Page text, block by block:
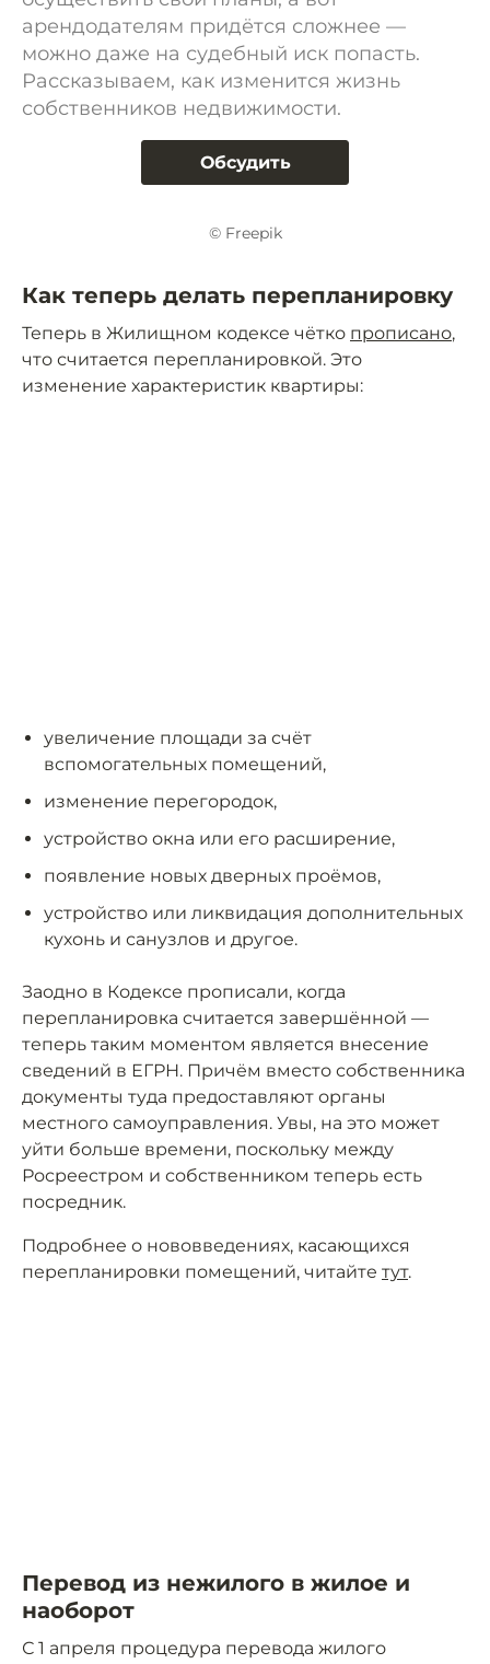
арендодателям придётся сложнее —
можно даже на судебный иск попасть.
Рассказываем, как изменится жизнь
собственников недвижимости.
Обсудить
© Freepik
Как теперь делать перепланировку
Теперь в Жилищном кодексе чётко прописано,
что считается перепланировкой. Это
изменение характеристик квартиры:
увеличение площади за счёт
вспомогательных помещений,
изменение перегородок,
устройство окна или его расширение,
появление новых дверных проёмов,
устройство или ликвидация дополнительных
кухонь и санузлов и другое.
Заодно в Кодексе прописали, когда
перепланировка считается завершённой —
теперь таким моментом является внесение
сведений в ЕГРН. Причём вместо собственника
документы туда предоставляют органы
местного самоуправления. Увы, на это может
уйти больше времени, поскольку между
Росреестром и собственником теперь есть
посредник.
Подробнее о нововведениях, касающихся
перепланировки помещений, читайте тут.
Перевод из нежилого в жилое и
наоборот
С 1 апреля процедура перевода жилого